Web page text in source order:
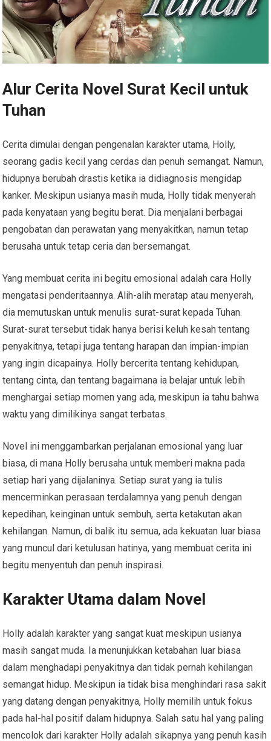
Alur Cerita Novel Surat Kecil untuk
Tuhan
Cerita dimulai dengan pengenalan karakter utama, Holly,
seorang gadis kecil yang cerdas dan penuh semangat. Namun,
hidupnya berubah drastis ketika ia didiagnosis mengidap
kanker. Meskipun usianya masih muda, Holly tidak menyerah
pada kenyataan yang begitu berat. Dia menjalani berbagai
pengobatan dan perawatan yang menyakitkan, namun tetap
berusaha untuk tetap ceria dan bersemangat.
Yang membuat cerita ini begitu emosional adalah cara Holly
mengatasi penderitaannya. Alih-alih meratap atau menyerah,
dia memutuskan untuk menulis surat-surat kepada Tuhan.
Surat-surat tersebut tidak hanya berisi keluh kesah tentang
penyakitnya, tetapi juga tentang harapan dan impian-impian
yang ingin dicapainya. Holly bercerita tentang kehidupan,
tentang cinta, dan tentang bagaimana ia belajar untuk lebih
menghargai setiap momen yang ada, meskipun ia tahu bahwa
waktu yang dimilikinya sangat terbatas.
Novel ini menggambarkan perjalanan emosional yang luar
biasa, di mana Holly berusaha untuk memberi makna pada
setiap hari yang dijalaninya. Setiap surat yang ia tulis
mencerminkan perasaan terdalamnya yang penuh dengan
kepedihan, keinginan untuk sembuh, serta ketakutan akan
kehilangan. Namun, di balik itu semua, ada kekuatan luar biasa
yang muncul dari ketulusan hatinya, yang membuat cerita ini
begitu menyentuh dan penuh inspirasi.
Karakter Utama dalam Novel
Holly adalah karakter yang sangat kuat meskipun usianya
masih sangat muda. Ia menunjukkan ketabahan luar biasa
dalam menghadapi penyakitnya dan tidak pernah kehilangan
semangat hidup. Meskipun ia tidak bisa menghindari rasa sakit
yang datang dengan penyakitnya, Holly memilih untuk fokus
pada hal-hal positif dalam hidupnya. Salah satu hal yang paling
mencolok dari karakter Holly adalah sikapnya yang penuh kasih